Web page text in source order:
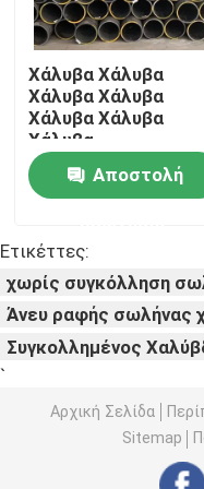
Σπείρα χάλυβα
Στρογγυλοειδή
Απόθεμα σπειρών
Ακτίνα χάλυβα
Σιδερένια ράβδος
φραγμός γωνίας
Χάλυβα Χάλυβα
Χάλυβα Χάλυβα
Χάλυβα Χάλυβα
Χάλυβα
Αποστολή
Ετικέττες:
χωρίς συγκόλληση
Άνευ ραφής σωλήνας
Συγκολλημένος
`
Αρχική Σελίδα
Sitemap